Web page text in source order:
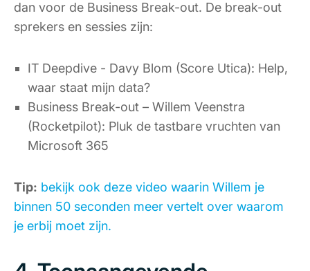
dan voor de Business Break-out. De break-out
sprekers en sessies zijn:
IT Deepdive - Davy Blom (Score Utica): Help,
waar staat mijn data?
Business Break-out – Willem Veenstra
(Rocketpilot): Pluk de tastbare vruchten van
Microsoft 365
Tip: bekijk ook deze video waarin Willem je
binnen 50 seconden meer vertelt over waarom
je erbij moet zijn.